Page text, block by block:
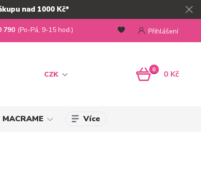
nad 1000 Kč*
CZK
Přihlášení
790 (Po-Pá, 9-15 hod.)
0 0 Kč
Více